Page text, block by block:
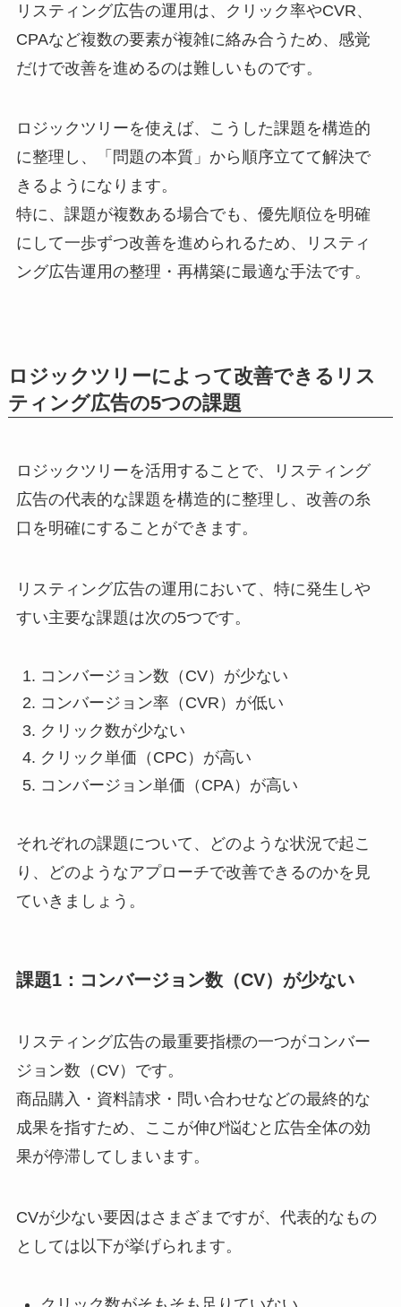
リスティング広告の運用は、クリック率やCVR、
CPAなど複数の要素が複雑に絡み合うため、感覚
だけで改善を進めるのは難しいものです。
ロジックツリーを使えば、こうした課題を構造的
に整理し、「問題の本質」から順序立てて解決で
きるようになります。
特に、課題が複数ある場合でも、優先順位を明確
にして一歩ずつ改善を進められるため、リスティ
ング広告運用の整理・再構築に最適な手法です。
ロジックツリーによって改善できるリス
ティング広告の5つの課題
ロジックツリーを活用することで、リスティング
広告の代表的な課題を構造的に整理し、改善の糸
口を明確にすることができます。
リスティング広告の運用において、特に発生しや
すい主要な課題は次の5つです。
コンバージョン数（CV）が少ない
コンバージョン率（CVR）が低い
クリック数が少ない
クリック単価（CPC）が高い
コンバージョン単価（CPA）が高い
それぞれの課題について、どのような状況で起こ
り、どのようなアプローチで改善できるのかを見
ていきましょう。
課題1：コンバージョン数（CV）が少ない
リスティング広告の最重要指標の一つがコンバー
ジョン数（CV）です。
商品購入・資料請求・問い合わせなどの最終的な
成果を指すため、ここが伸び悩むと広告全体の効
果が停滞してしまいます。
CVが少ない要因はさまざまですが、代表的なもの
としては以下が挙げられます。